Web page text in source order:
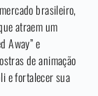
brasileiro,
atraem um
Away” e
de animação
e fortalecer sua